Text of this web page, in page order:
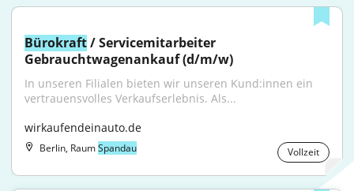
Bürokraft / Servicemitarbeiter
Gebrauchtwagenankauf (d/m/w)
In unseren Filialen bieten wir unseren Kund:innen ein
vertrauensvolles Verkaufserlebnis. Als...
wirkaufendeinauto.de
Berlin, RaumSpandau Vollzeit